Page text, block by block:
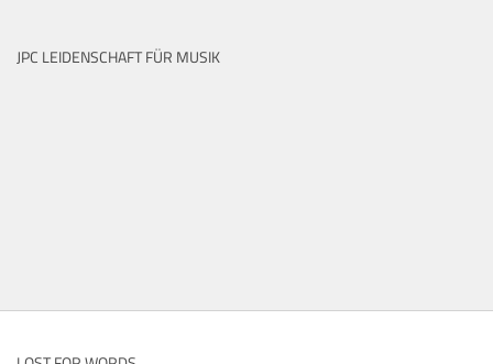
JPC LEIDENSCHAFT FÜR MUSIK